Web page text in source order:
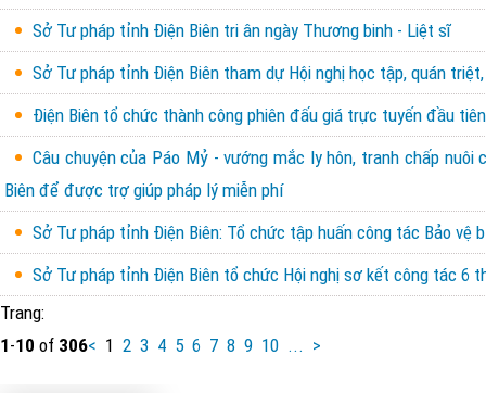
Sở Tư pháp tỉnh Điện Biên tri ân ngày Thương binh - Liệt sĩ
Sở Tư pháp tỉnh Điện Biên tham dự Hội nghị học tập, quán
Điện Biên tổ chức thành công phiên đấu giá trực tuyến đầu
Câu chuyện của Páo Mỷ - vướng mắc ly hôn, tranh chấp
Biên để được trợ giúp pháp lý miễn phí
Sở Tư pháp tỉnh Điện Biên: Tổ chức tập huấn công tác Bảo vệ
Sở Tư pháp tỉnh Điện Biên tổ chức Hội nghị sơ kết công tác 6
Trang:
1-10 of 306< 1 2 3 4 5 6 7 8 9 10 ... >